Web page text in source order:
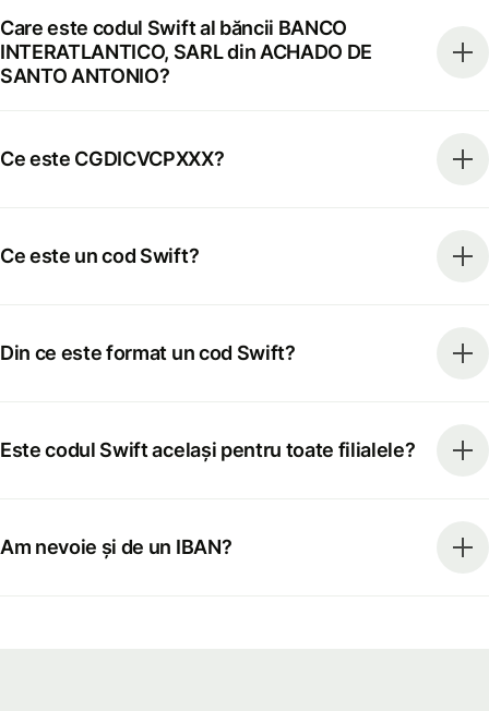
Care este codul Swift al băncii BANCO
INTERATLANTICO, SARL din ACHADO DE
SANTO ANTONIO?
Ce este CGDICVCPXXX?
Ce este un cod Swift?
Din ce este format un cod Swift?
Este codul Swift același pentru toate filialele?
Am nevoie și de un IBAN?